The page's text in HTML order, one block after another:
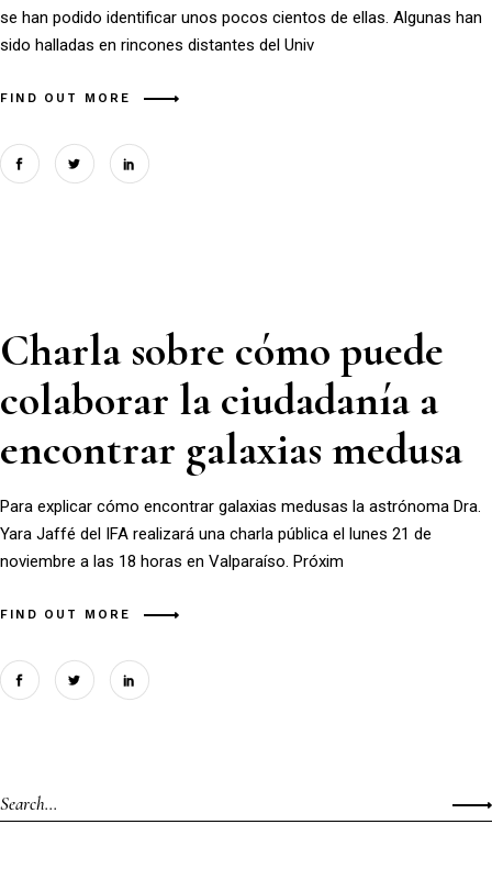
se han podido identificar unos pocos cientos de ellas. Algunas han
sido halladas en rincones distantes del Univ
FIND OUT MORE
Charla sobre cómo puede
colaborar la ciudadanía a
encontrar galaxias medusa
Para explicar cómo encontrar galaxias medusas la astrónoma Dra.
Yara Jaffé del IFA realizará una charla pública el lunes 21 de
noviembre a las 18 horas en Valparaíso. Próxim
FIND OUT MORE